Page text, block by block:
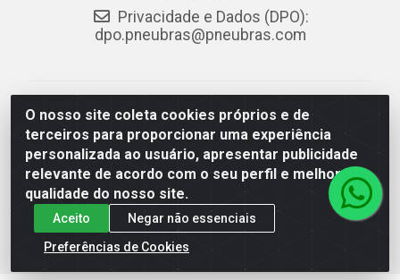
O nosso site coleta cookies próprios e de
terceiros para proporcionar uma experiência
personalizada ao usuário, apresentar publicidade
relevante de acordo com o seu perfil e melhorar a
qualidade do nosso site.
Aceito
Negar não essenciais
Preferências de Cookies
Privacidade e Dados (DPO):
dpo.pneubras@pneubras.com
PneuBras - Rodovia BR-101, KM 82 - Prazeres,
Jaboatão dos Guararapes/PE - CEP 54.335-000 - CNPJ
08.678.386/0001-05 - Pneubras Comércio de Pneus
Ltda